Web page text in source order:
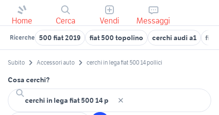
Home Cerca Vendi Messaggi
Ricerche 500 fiat 2019 fiat 500 topolino cerchi audi a1 fiat
Subito Accessori auto cerchi in lega fiat 500 14 pollici
Cosa cerchi?